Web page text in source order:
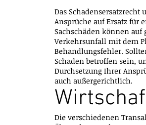
Das
Ansprüche auf Ersatz für
Sachschäden können
Verkehrsunfall mit dem
Behandlungsfehler.
Schaden betroffen sein,
Durchsetzung Ihrer
auch außergerichtlich.
Die verschiedenen